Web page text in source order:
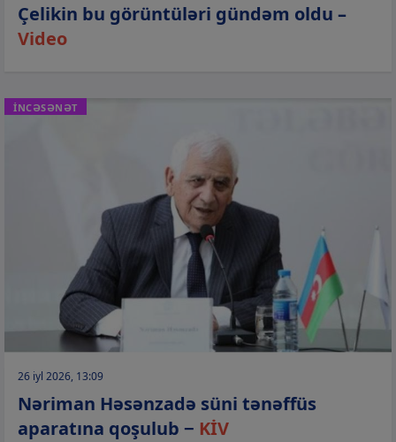
Çelikin bu görüntüləri gündəm oldu –
Video
İNCƏSƏNƏT
26 iyl 2026, 13:09
Nəriman Həsənzadə süni tənəffüs
aparatına qoşulub − KİV